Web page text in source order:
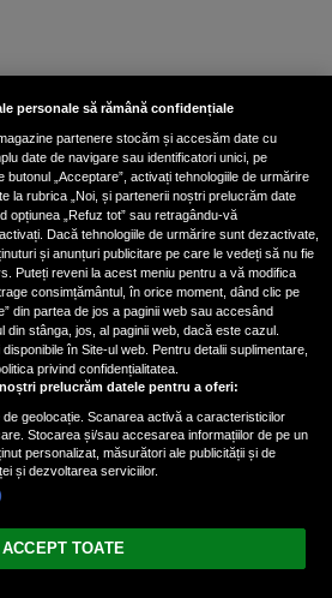
Dickinson, solistul trupei
Iron Maiden, şi-a arătat talentul
scrimer la un concurs în Franţa
Minaj, acuzată de agresiune
fostul manager: Detalii șocante
proces
Minaj le-a lăudat pe...
Vezi varianta Desktop
personale să rămână confidențiale
partenere stocăm și accesăm date cu
date de navigare sau identificatori unici, pe
butonul „Acceptare”, activați tehnologiile de urmărire
la rubrica „Noi, și partenerii noștri prelucrăm date
opțiunea „Refuz tot” sau retragându-vă
Dacă tehnologiile de urmărire sunt dezactivate,
și anunțuri publicitare pe care le vedeți să nu fie
Puteți reveni la acest meniu pentru a vă modifica
consimțământul, în orice moment, dând clic pe
din partea de jos a paginii web sau accesând
din stânga, jos, al paginii web, dacă este cazul.
în Site-ul web. Pentru detalii suplimentare,
privind confidențialitatea.
prelucrăm datele pentru a oferi:
geolocație. Scanarea activă a caracteristicilor
Stocarea și/sau accesarea informațiilor de pe un
personalizat, măsurători ale publicității și de
și dezvoltarea serviciilor.
ACCEPT TOATE